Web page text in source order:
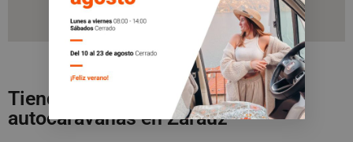
Tienda de accesorios de
autocaravanas en Zarauz